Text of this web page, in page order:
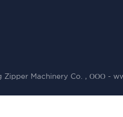
Machinery Co. , ООО -